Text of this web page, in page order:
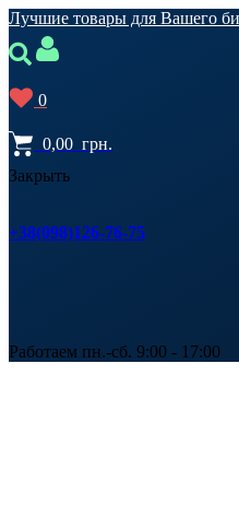
Лучшие товары для Вашего
0
0,00 грн.
Закрыть
+38(098)126-76-75
Работаем пн.-сб. 9:00 - 17:00